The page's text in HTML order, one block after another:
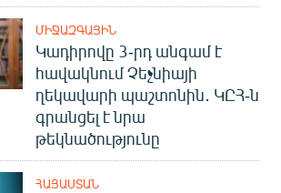
ՄԻՋԱԶԳԱՅԻՆ
Կադիրովը 3-րդ անգամ է
հավակնում Չեչնիայի
ղեկավարի պաշտոնին․ ԿԸՀ-ն
գրանցել է նրա
թեկնածությունը
ՀԱՅԱՍՏԱՆ